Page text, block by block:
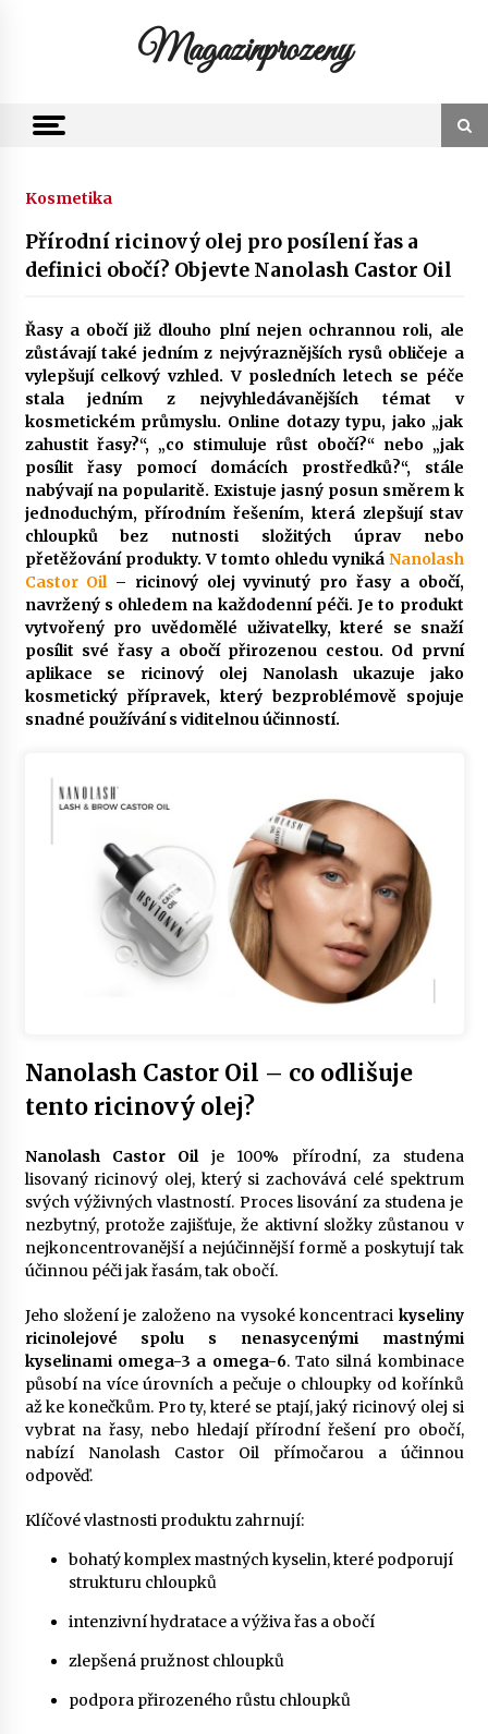
Magazinprozeny
Kosmetika
Přírodní ricinový olej pro posílení řas a
definici obočí? Objevte Nanolash Castor Oil
Řasy a obočí již dlouho plní nejen ochrannou roli, ale
zůstávají také jedním z nejvýraznějších rysů obličeje a
vylepšují celkový vzhled. V posledních letech se péče
stala jedním z nejvyhledávanějších témat v
kosmetickém průmyslu. Online dotazy typu, jako „jak
zahustit řasy?“, „co stimuluje růst obočí?“ nebo „jak
posílit řasy pomocí domácích prostředků?“, stále
nabývají na popularitě. Existuje jasný posun směrem k
jednoduchým, přírodním řešením, která zlepšují stav
chloupků bez nutnosti složitých úprav nebo
přetěžování produkty. V tomto ohledu vyniká Nanolash
Castor Oil– ricinový olej vyvinutý pro řasy a obočí,
navržený s ohledem na každodenní péči. Je to produkt
vytvořený pro uvědomělé uživatelky, které se snaží
posílit své řasy a obočí přirozenou cestou. Od první
aplikace se ricinový olej Nanolash ukazuje jako
kosmetický přípravek, který bezproblémově spojuje
snadné používání s viditelnou účinností.
Nanolash Castor Oil – co odlišuje
tento ricinový olej?
Nanolash Castor Oilje 100% přírodní, za studena
lisovaný ricinový olej, který si zachovává celé spektrum
svých výživných vlastností. Proces lisování za studena je
nezbytný, protože zajišťuje, že aktivní složky zůstanou v
nejkoncentrovanější a nejúčinnější formě a poskytují tak
účinnou péči jak řasám, tak obočí.
Jeho složení je založeno na vysoké koncentraci kyseliny
ricinolejové spolu s nenasycenými mastnými
kyselinami omega-3 a omega-6. Tato silná kombinace
působí na více úrovních a pečuje o chloupky od kořínků
až ke konečkům. Pro ty, které se ptají, jaký ricinový olej si
vybrat na řasy, nebo hledají přírodní řešení pro obočí,
nabízí Nanolash Castor Oil přímočarou a účinnou
odpověď.
Klíčové vlastnosti produktu zahrnují:
bohatý komplex mastných kyselin, které podporují
strukturu chloupků
intenzivní hydratace a výživa řas a obočí
zlepšená pružnost chloupků
podpora přirozeného růstu chloupků